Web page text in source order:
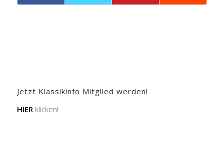
Jetzt Klassikinfo Mitglied werden!
HIERklicken!